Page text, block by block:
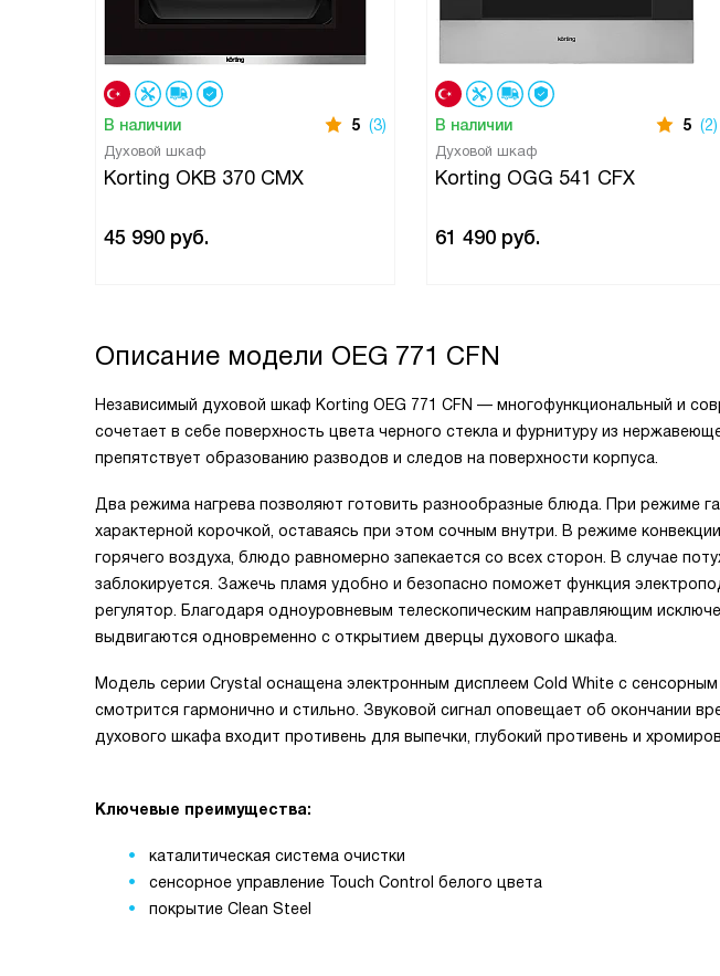
В наличии 5 (3)
Духовой шкаф
Korting OKB 370 CMX
45 990 руб.
В наличии 5 (2)
Духовой шкаф
Korting OGG 541 CFX
61 490 руб.
Описание модели OEG 771 CFN
Независимый духовой шкаф Korting OEG 771 CFN — многофункциональный и
сочетает в себе поверхность цвета черного стекла и фурнитуру из
препятствует образованию разводов и следов на поверхности корпуса.
Два режима нагрева позволяют готовить разнообразные блюда. При режиме
характерной корочкой, оставаясь при этом сочным внутри. В режиме
горячего воздуха, блюдо равномерно запекается со всех сторон. В случае
заблокируется. Зажечь пламя удобно и безопасно поможет функция
регулятор. Благодаря одноуровневым телескопическим направляющим
выдвигаются одновременно с открытием дверцы духового шкафа.
Модель серии Crystal оснащена электронным дисплеем Cold White с
смотрится гармонично и стильно. Звуковой сигнал оповещает об окончании
духового шкафа входит противень для выпечки, глубокий противень и
Ключевые преимущества:
каталитическая система очистки
сенсорное управление Touch Control белого цвета
покрытие Clean Steel